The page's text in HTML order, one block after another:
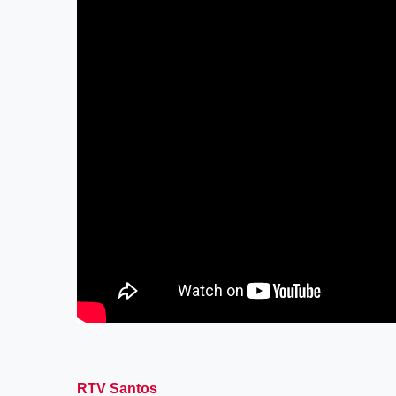
RTV Santos